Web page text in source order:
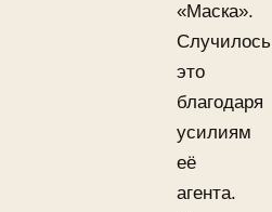
«Маска».
Случилось
это
благодаря
усилиям
её
агента.